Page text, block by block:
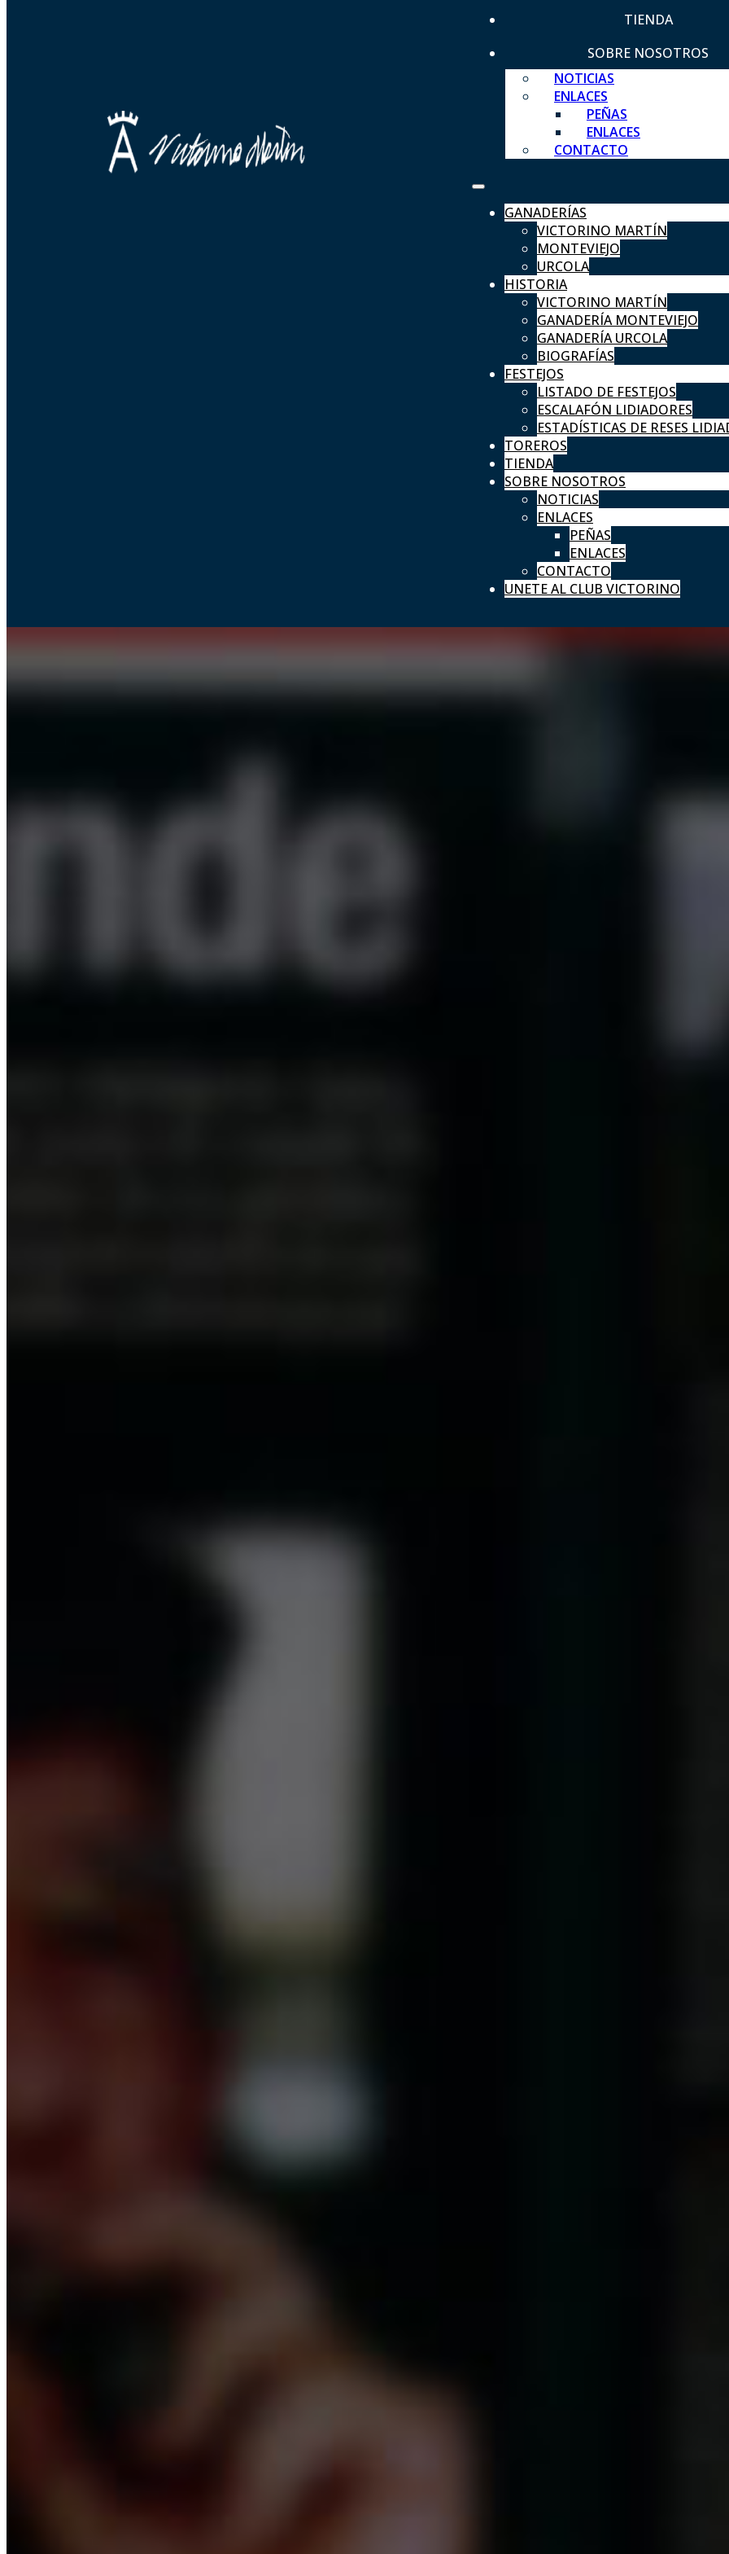
TIENDA
SOBRE NOSOTROS
NOTICIAS
ENLACES
PEÑAS
ENLACES
CONTACTO
GANADERÍAS
VICTORINO MARTÍN
MONTEVIEJO
URCOLA
HISTORIA
VICTORINO MARTÍN
GANADERÍA MONTEVIEJO
GANADERÍA URCOLA
BIOGRAFÍAS
FESTEJOS
LISTADO DE FESTEJOS
ESCALAFÓN LIDIADORES
ESTADÍSTICAS DE RESES
TOREROS
TIENDA
SOBRE NOSOTROS
NOTICIAS
ENLACES
PEÑAS
ENLACES
CONTACTO
UNETE AL CLUB VICTORINO